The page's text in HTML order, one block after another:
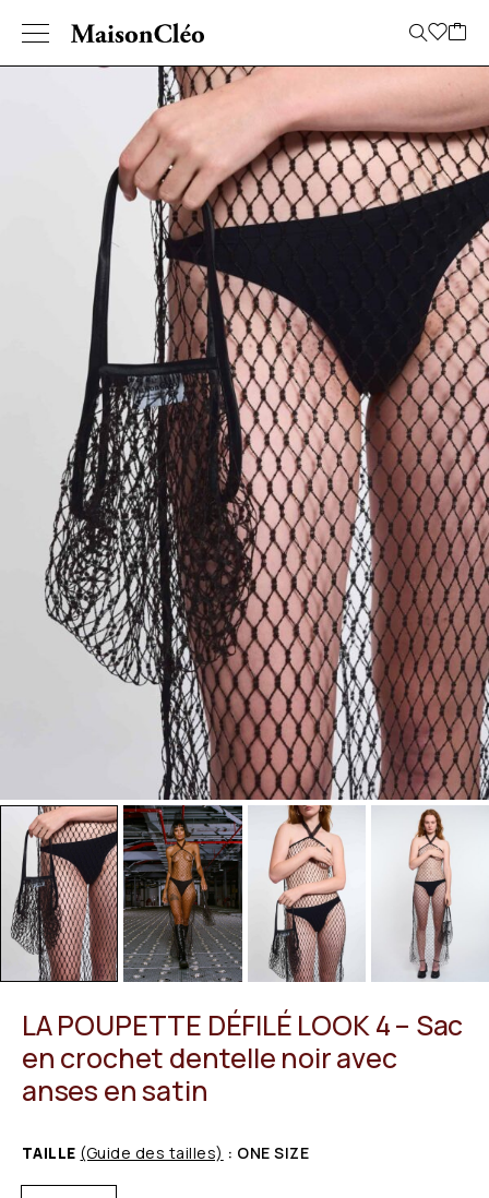
LA POUPETTE DÉFILÉ LOOK 4 – Sac
en crochet dentelle noir avec
anses en satin
TAILLE (Guide des tailles) : ONE SIZE